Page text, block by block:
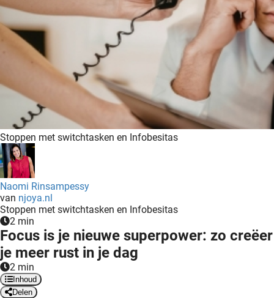
Stoppen met switchtasken en Infobesitas
Naomi Rinsampessy
van njoya.nl
Stoppen met switchtasken en Infobesitas
2 min
Focus is je nieuwe superpower: zo creëer
je meer rust in je dag
2 min
Inhoud
Delen